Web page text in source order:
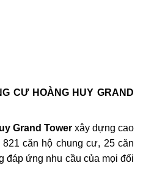
CƯ HOÀNG HUY GRAND
Grand Towerxây dựng cao
căn hộ chung cư, 25 căn
đáp ứng nhu cầu của mọi đối